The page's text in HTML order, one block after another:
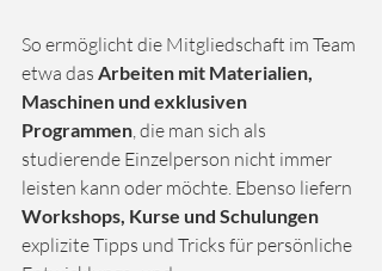
So ermöglicht die Mitgliedschaft im Team
etwa das Arbeiten mit Materialien,
Maschinen und exklusiven
Programmen, die man sich als
studierende Einzelperson nicht immer
leisten kann oder möchte. Ebenso liefern
Workshops, Kurse und Schulungen
explizite Tipps und Tricks für persönliche